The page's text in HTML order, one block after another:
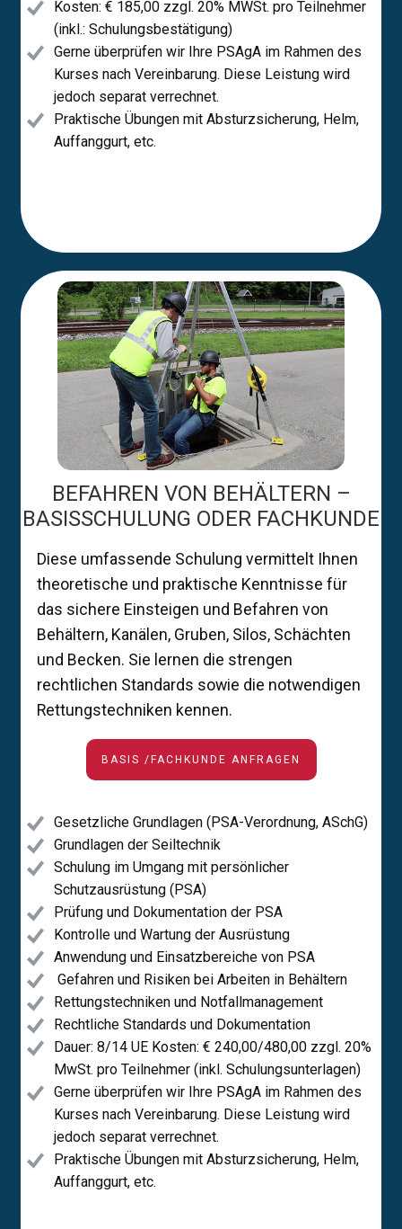
Kosten: € 185,00 ​zzgl. 20% MWSt. pro Teilnehmer
(inkl.: Schulungsbestätigung)
Gerne überprüfen wir Ihre PSAgA im Rahmen des
Kurses nach Vereinbarung. Diese Leistung wird
jedoch separat verrechnet.
Praktische Übungen mit Absturzsicherung, Helm,
Auffanggurt, etc.
BEFAHREN VON BEHÄLTERN –
BASISSCHULUNG ODER FACHKUNDE
Diese umfassende Schulung vermittelt Ihnen
theoretische und praktische Kenntnisse für
das sichere Einsteigen und Befahren von
Behältern, Kanälen, Gruben, Silos, Schächten
und Becken. Sie lernen die strengen
rechtlichen Standards sowie die notwendigen
Rettungstechniken kennen.
BASIS /FACHKUNDE ANFRAGEN
Gesetzliche Grundlagen (PSA-Verordnung, ASchG)
Grundlagen der Seiltechnik
Schulung im Umgang mit persönlicher
Schutzausrüstung (PSA)
Prüfung und Dokumentation der PSA
Kontrolle und Wartung der Ausrüstung
Anwendung und Einsatzbereiche von PSA
​Gefahren und Risiken bei Arbeiten in Behältern
Rettungstechniken und Notfallmanagement
Rechtliche Standards und Dokumentation
Dauer: 8/14 UE Kosten: € 240,00/480,00 ​zzgl. 20%
MwSt. pro Teilnehmer (inkl. Schulungsunterlagen)
Gerne überprüfen wir Ihre PSAgA im Rahmen des
Kurses nach Vereinbarung. Diese Leistung wird
jedoch separat verrechnet.
Praktische Übungen mit Absturzsicherung, Helm,
Auffanggurt, etc.